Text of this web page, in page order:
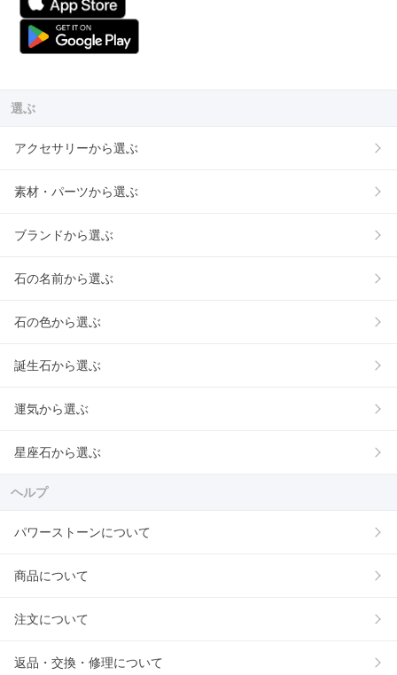
選ぶ
アクセサリーから選ぶ
素材・パーツから選ぶ
ブランドから選ぶ
石の名前から選ぶ
石の色から選ぶ
誕生石から選ぶ
運気から選ぶ
星座石から選ぶ
ヘルプ
パワーストーンについて
商品について
注文について
返品・交換・修理について